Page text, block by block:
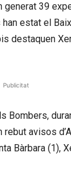
generat 39
estat el
destaquen
Publicitat
Bombers,
avisos
Bàrbara (1),